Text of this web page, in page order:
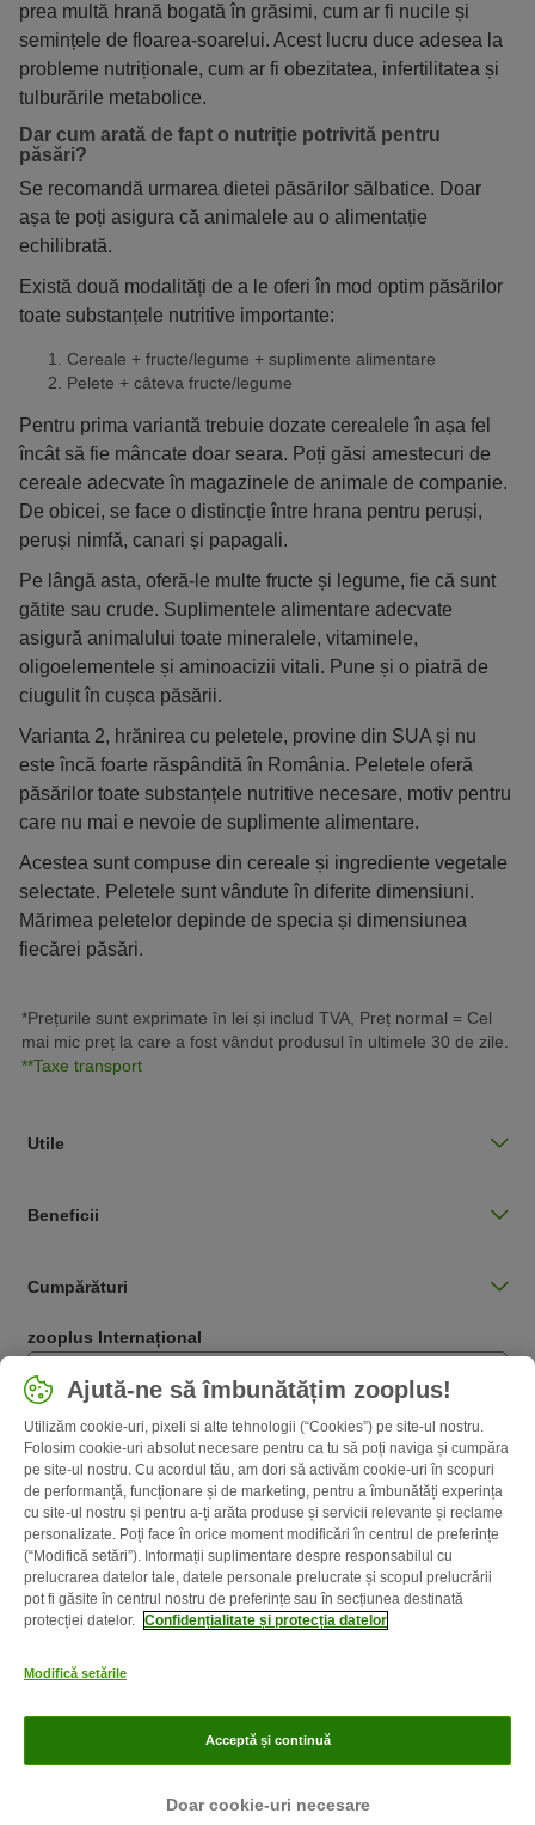
prea multă hrană bogată în grăsimi, cum ar fi nucile și
semințele de floarea-soarelui. Acest lucru duce adesea la
probleme nutriționale, cum ar fi obezitatea, infertilitatea și
tulburările metabolice.
Dar cum arată de fapt o nutriție potrivită pentru
păsări?
Se recomandă urmarea dietei păsărilor sălbatice. Doar
așa te poți asigura că animalele au o alimentație
echilibrată.
Există două modalități de a le oferi în mod optim păsărilor
toate substanțele nutritive importante:
Cereale + fructe/legume + suplimente alimentare
Pelete + câteva fructe/legume
Pentru prima variantă trebuie dozate cerealele în așa fel
încât să fie mâncate doar seara. Poți găsi amestecuri de
cereale adecvate în magazinele de animale de companie.
De obicei, se face o distincție între hrana pentru peruși,
peruși nimfă, canari și papagali.
Pe lângă asta, oferă-le multe fructe și legume, fie că sunt
gătite sau crude. Suplimentele alimentare adecvate
asigură animalului toate mineralele, vitaminele,
oligoelementele și aminoacizii vitali. Pune și o piatră de
ciugulit în cușca păsării.
Varianta 2, hrănirea cu peletele, provine din SUA și nu
este încă foarte răspândită în România. Peletele oferă
păsărilor toate substanțele nutritive necesare, motiv pentru
care nu mai e nevoie de suplimente alimentare.
Acestea sunt compuse din cereale și ingrediente vegetale
selectate. Peletele sunt vândute în diferite dimensiuni.
Mărimea peletelor depinde de specia și dimensiunea
fiecărei păsări.
*Prețurile sunt exprimate în lei și includ TVA, Preț normal = Cel
mai mic preț la care a fost vândut produsul în ultimele 30 de zile.
**Taxe transport
Utile
Beneficii
Cumpărături
zooplus Internațional
Română / RO
Follow zooplus
Despre noi Cariere zooplus
durata de livrare
Metode de plată
Program de afiliere
Confidenţialitate & protecția datelor
Ajută-ne să îmbunătățim zooplus!
Utilizăm cookie-uri, pixeli si alte tehnologii (“Cookies”) pe site-ul nostru.
Folosim cookie-uri absolut necesare pentru ca tu să poți naviga și cumpăra
pe site-ul nostru. Cu acordul tău, am dori să activăm cookie-uri în scopuri
de performanță, funcționare și de marketing, pentru a îmbunătăți experința
cu site-ul nostru și pentru a-ți arăta produse și servicii relevante și reclame
personalizate. Poți face în orice moment modificări în centrul de preferințe
(“Modifică setări”). Informații suplimentare despre responsabilul cu
prelucrarea datelor tale, datele personale prelucrate și scopul prelucrării
pot fi găsite în centrul nostru de preferințe sau în secțiunea destinată
protecției datelor. Confidențialitate și protecția datelor
Modifică setările
Doar cookie-uri necesare
Acceptă și continuă